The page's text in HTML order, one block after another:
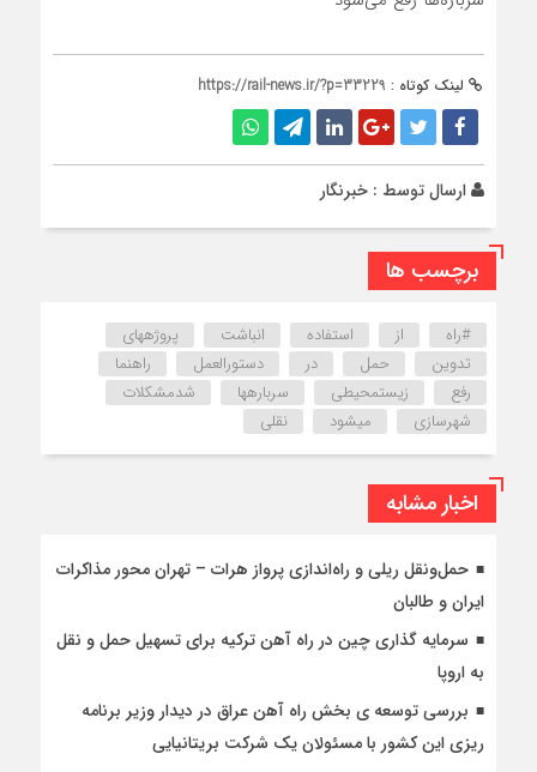
لینک کوتاه : https://rail-news.ir/?p=33229
ارسال توسط : خبرنگار
برچسب ها
#راه از استفاده انباشت
پروژههای
تدوین
حمل در دستورالعمل
راهنما
رفع
زیستمحیطی سربارهها
شدمشکلات
شهرسازی
میشود نقلی
اخبار مشابه
حمل‌ونقل ریلی و راه‌اندازی پرواز هرات – تهران محور مذاکرات
ایران و طالبان
سرمایه گذاری چین در راه آهن ترکیه برای تسهیل حمل و نقل
به اروپا
بررسی توسعه ی بخش راه آهن عراق در دیدار وزیر برنامه
ریزی این کشور با مسئولان یک شرکت بریتانیایی